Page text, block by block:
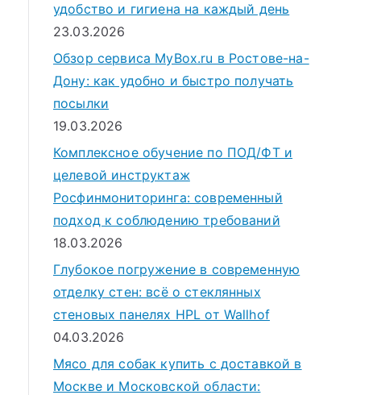
удобство и гигиена на каждый день
23.03.2026
Обзор сервиса MyBox.ru в Ростове-на-
Дону: как удобно и быстро получать
посылки
19.03.2026
Комплексное обучение по ПОД/ФТ и
целевой инструктаж
Росфинмониторинга: современный
подход к соблюдению требований
18.03.2026
Глубокое погружение в современную
отделку стен: всё о стеклянных
стеновых панелях HPL от Wallhof
04.03.2026
Мясо для собак купить с доставкой в
Москве и Московской области: